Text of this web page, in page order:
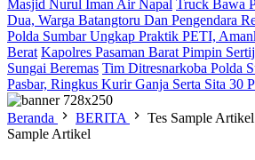
Masjid Nurul Iman Air Napal Truck Bawa
Dua, Warga Batangtoru Dan Pengendara
Polda Sumbar Ungkap Praktik PETI,
Berat Kapolres Pasaman Barat Pimpin
Sungai Beremas Tim Ditresnarkoba Polda
Pasbar, Ringkus Kurir Ganja Serta Sita 30
Beranda BERITA
Tes Sample
Sample Artikel